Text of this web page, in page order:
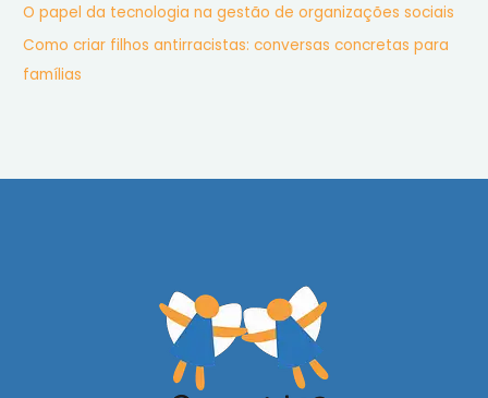
O papel da tecnologia na gestão de organizações sociais
Como criar filhos antirracistas: conversas concretas para
famílias